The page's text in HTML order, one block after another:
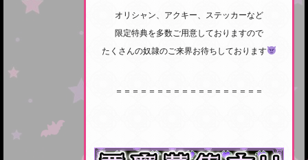
オリシャン、アクキー、ステッカーなど
限定特典を多数ご用意しておりますので
たくさんの奴隷のご来界お待ちしております
＝＝＝＝＝＝＝＝＝＝＝＝＝＝＝＝＝＝